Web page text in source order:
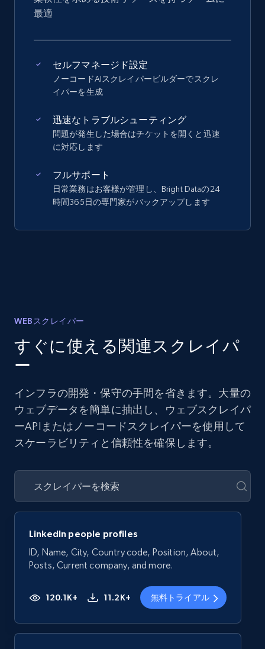
最適
セルフマネージド設定
ノーコードAIスクレイパービルダーでスクレ
イパーを生成
迅速なトラブルシューティング
問題が発生した場合はチケットを開くと迅速
に対応します
フルサポート
日常業務はお客様が管理し、Bright Dataの24
時間365日の専門家がバックアップします
WEBスクレイパー
すぐに使える関連スクレイパ
ー
インフラの開発・保守の手間を省きます。大量の
ウェブデータを簡単に抽出し、ウェブスクレイパ
ーAPIまたはノーコードスクレイパーを使用して
スケーラビリティと信頼性を確保します。
LinkedIn people profiles
ID, Name, City, Country code, Position, About,
Posts, Current company, and more.
120.1K+ 11.2K+ 無料トライアル